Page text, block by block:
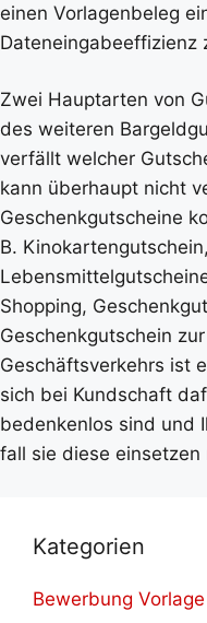
einen Vorlagenbeleg
Dateneingabeeffizienz
Zwei Hauptarten von
des weiteren
verfällt welcher
kann überhaupt nicht
Geschenkgutscheine
B.
Shopping,
Geschenkgutschein
Geschäftsverkehrs ist
sich bei Kundschaft
bedenkenlos sind und
fall sie diese
Kategorien
Bewerbung Vorlage